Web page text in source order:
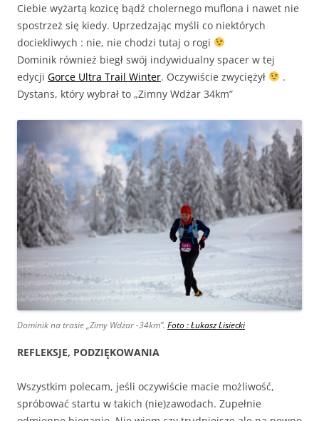
Ciebie wyżartą kozicę bądź cholernego muflona i nawet nie
spostrzeż się kiedy. Uprzedzając myśli co niektórych
dociekliwych : nie, nie chodzi tutaj o rogi
Dominik również biegł swój indywidualny spacer w tej
edycji Gorce Ultra Trail Winter. Oczywiście zwyciężył
.
Dystans, który wybrał to „Zimny Wdżar 34km”
Dominik na trasie „Zimy Wdżar -34km”. Foto : Łukasz Lisiecki
REFLEKSJE, PODZIĘKOWANIA
Wszystkim polecam, jeśli oczywiście macie możliwość,
spróbować startu w takich (nie)zawodach. Zupełnie